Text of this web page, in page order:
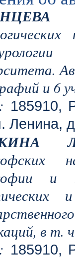
и 6
185910,
Ленина,
и
в т.
185910,